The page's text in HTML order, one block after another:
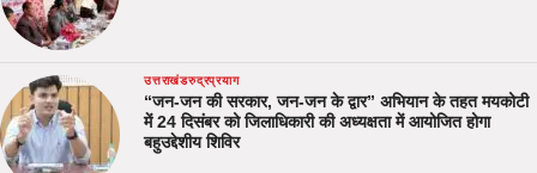
उत्तराखंडरुद्रप्रयाग
“जन-जन की सरकार, जन-जन के द्वार” अभियान के तहत मयकोटी
में 24 दिसंबर को जिलाधिकारी की अध्यक्षता में आयोजित होगा
बहुउद्देशीय शिविर